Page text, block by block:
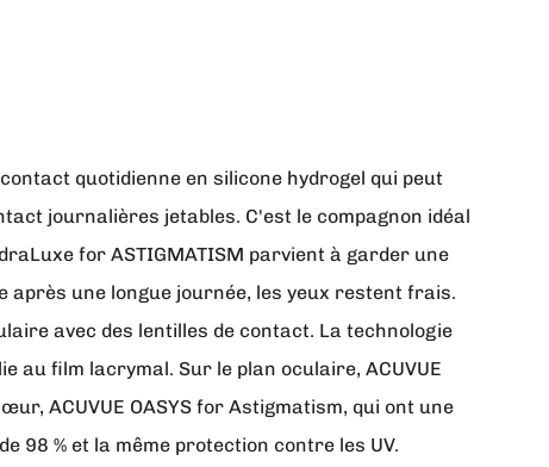
quotidienne en silicone hydrogel qui peut
journalières jetables. C'est le compagnon idéal
for ASTIGMATISM parvient à garder une
une longue journée, les yeux restent frais.
avec des lentilles de contact. La technologie
au film lacrymal. Sur le plan oculaire, ACUVUE
ACUVUE OASYS for Astigmatism, qui ont une
98 % et la même protection contre les UV.